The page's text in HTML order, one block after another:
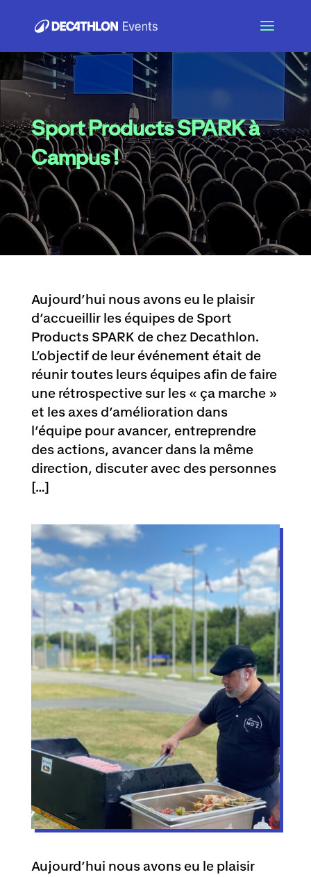
Sport Products SPARK à
Campus !
Aujourd’hui nous avons eu le plaisir
d’accueillir les équipes de Sport
Products SPARK de chez Decathlon.
L’objectif de leur événement était de
réunir toutes leurs équipes afin de faire
une rétrospective sur les « ça marche »
et les axes d’amélioration dans
l’équipe pour avancer, entreprendre
des actions, avancer dans la même
direction, discuter avec des personnes
[…]
Aujourd’hui nous avons eu le plaisir